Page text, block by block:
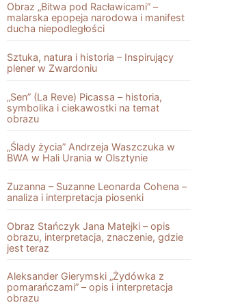
Obraz „Bitwa pod Racławicami” –
malarska epopeja narodowa i manifest
ducha niepodległości
Sztuka, natura i historia – Inspirujący
plener w Zwardoniu
„Sen” (La Reve) Picassa – historia,
symbolika i ciekawostki na temat
obrazu
„Ślady życia” Andrzeja Waszczuka w
BWA w Hali Urania w Olsztynie
Zuzanna – Suzanne Leonarda Cohena –
analiza i interpretacja piosenki
Obraz Stańczyk Jana Matejki – opis
obrazu, interpretacja, znaczenie, gdzie
jest teraz
Aleksander Gierymski „Żydówka z
pomarańczami” – opis i interpretacja
obrazu